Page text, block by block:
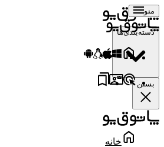
منو
دسته‌بندی‌ها
بستن
خانه